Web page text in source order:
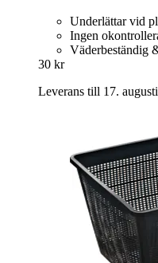
Underlättar vid
Ingen
Väderbeständig
30 kr
Leverans till 17. augusti